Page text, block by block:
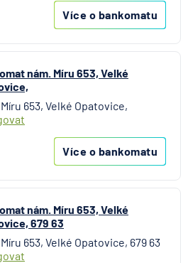
Více o bankomatu
nám. Míru 653, Velké
653, Velké Opatovice,
Více o bankomatu
nám. Míru 653, Velké
679 63
653, Velké Opatovice, 679 63